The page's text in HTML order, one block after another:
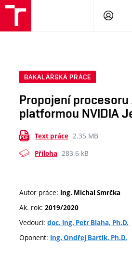
BAKALÁŘSKÁ PRÁCE
Propojení procesoru
platformou NVIDIA
Text práce 2.35 MB
Příloha 283.6 kB
Autor práce: Ing. Michal Smrčka
Ak. rok: 2019/2020
Vedoucí: doc. Ing. Petr Blaha, Ph.D.
Oponent: Ing. Ondřej Bartík, Ph.D.